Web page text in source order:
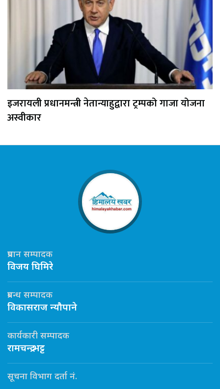
इजरायली प्रधानमन्त्री नेतान्याहुद्वारा ट्रम्पको गाजा योजना
अस्वीकार
प्रधान सम्पादक
विजय घिमिरे
प्रबन्ध सम्पादक
विकासराज न्यौपाने
कार्यकारी सम्पादक
रामचन्द्र भट्ट
सूचना विभाग दर्ता नं.